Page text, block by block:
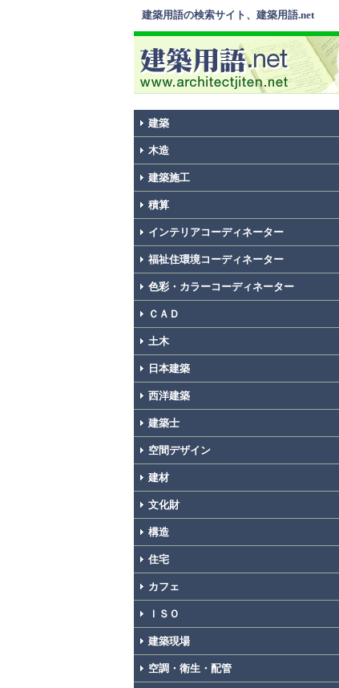
建築用語の検索サイト、建築用語.net
建築
木造
建築施工
積算
インテリアコーディネーター
福祉住環境コーディネーター
色彩・カラーコーディネーター
ＣＡＤ
土木
日本建築
西洋建築
建築士
空間デザイン
建材
文化財
構造
住宅
カフェ
ＩＳＯ
建築現場
空調・衛生・配管